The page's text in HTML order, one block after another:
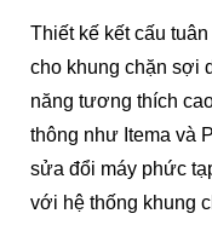
Thiết kế kết cấu
cho khung chặn sợi
năng tương thích
thông như Itema và
sửa đổi máy phức
với hệ thống khung